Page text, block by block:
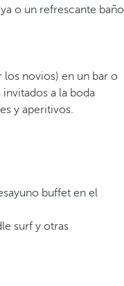
o un refrescante baño
novios) en un bar o
a la boda
y aperitivos.
buffet en el
surf y otras